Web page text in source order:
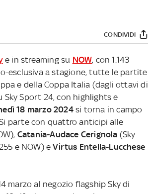
CONDIVIDI
e in streaming su NOW, con 1.143
esclusiva a stagione, tutte le partite
e della Coppa Italia (dagli ottavi di
Sky Sport 24, con highlights e
18 marzo 2024si torna in campo
parte con quattro anticipi alle
Catania-Audace Cerignola (Sky
e NOW) eVirtus Entella-Lucchese
marzo al negozio flagship Sky di